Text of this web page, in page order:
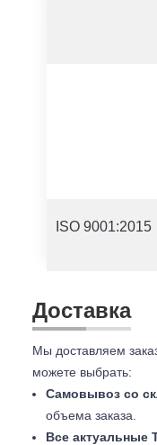
ISO 9001:2015
Доставка
Мы доставляем
можете выбрать:
Самовывоз со
объема заказа.
Все актуальные